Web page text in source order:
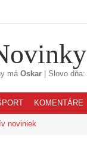
má Oskar| Slovo dňa:
KOMENTÁRE
noviniek